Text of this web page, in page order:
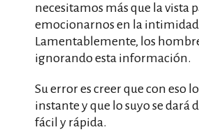
necesitamos más que la vista
emocionarnos en la
Lamentablemente, los
ignorando esta información.
Su error es creer que con eso lo
instante y que lo suyo se dará
fácil y rápida.